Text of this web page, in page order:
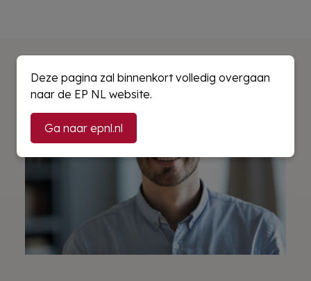
Deze pagina zal binnenkort volledig overgaan
naar de EP NL website.
Ga naar epnl.nl